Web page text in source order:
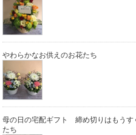
やわらかなお供えのお花たち
母の日の宅配ギフト 締め切りはもうす
たち